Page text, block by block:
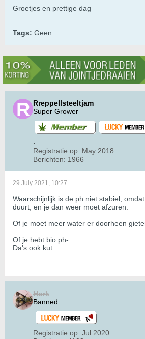
Groetjes en prettige dag
Tags: Geen
Rreppellsteeltjam
Super Grower
Registratie op: May 2018
Berichten: 1966
29 July 2021, 10:27
Waarschijnlijk is de ph niet stabiel,
duurt, en je dan weer moet afzuren.
Of je moet meer water er doorheen
Of je hebt bio ph-.
Da's ook kut.
Hork
Banned
Registratie op: Jul 2020